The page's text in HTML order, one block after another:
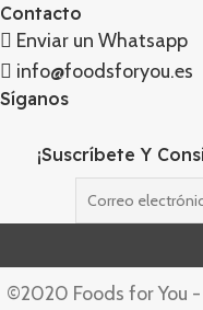
Contacto
Enviar un Whatsapp
info@foodsforyou.es
Síganos
¡Suscríbete Y
©2020 Foods for You